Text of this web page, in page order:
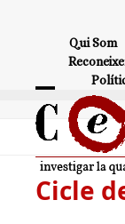
Qui Som
Open
mobile
menu
Close
mobile
menu
Cicle